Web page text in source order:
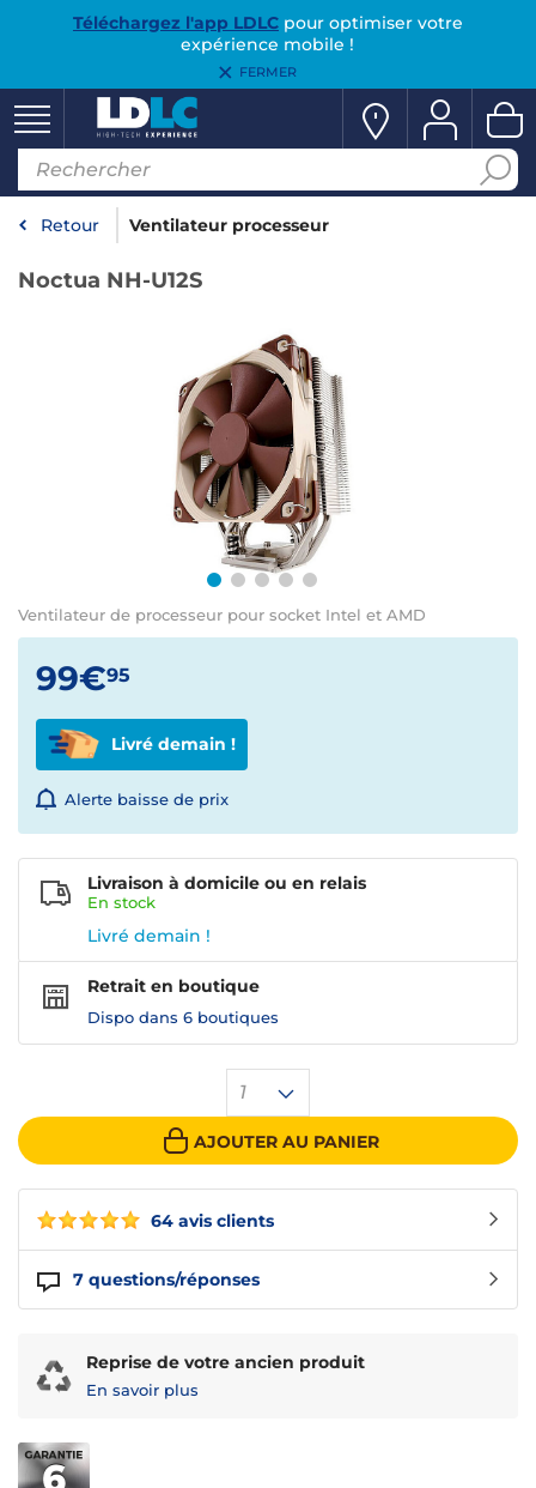
Téléchargez l'app LDLCpour optimiser votre
expérience mobile !
FERMER
Retour Ventilateur processeur
Noctua NH-U12S
Ventilateur de processeur pour socket Intel et AMD
64 avis clients
7 questions/réponses
99€95
Livré demain !
Alerte baisse de prix
1
AJOUTER AU PANIER
Livraison à domicile ou en relais
En stock
Livré demain !
Retrait en boutique
Dispo dans 6 boutiques
Reprise de votre ancien produit
En savoir plus